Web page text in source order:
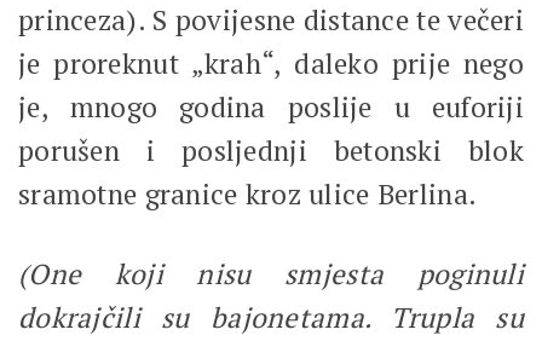
princeza). S povijesne distance te večeri
je proreknut „krah“, daleko prije nego
je, mnogo godina poslije u euforiji
porušen i posljednji betonski blok
sramotne granice kroz ulice Berlina.
(One koji nisu smjesta poginuli
dokrajčili su bajonetama. Trupla su